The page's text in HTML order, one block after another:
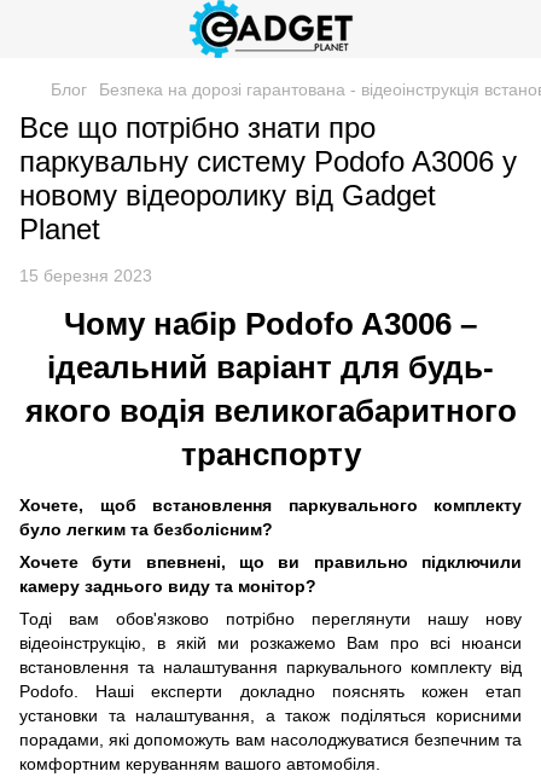
Блог Безпека на дорозі гарантована - відеоінструкція
Все що потрібно знати про
паркувальну систему Podofo A3006 у
новому відеоролику від Gadget
Planet
15 березня 2023
Чому набір Podofo A3006 –
ідеальний варіант для будь-
якого водія великогабаритного
транспорту
Хочете, щоб встановлення паркувального комплекту
було легким та безболісним?
Хочете бути впевнені, що ви правильно підключили
камеру заднього виду та монітор?
Тоді вам обов'язково потрібно переглянути нашу нову
відеоінструкцію, в якій ми розкажемо Вам про всі нюанси
встановлення та налаштування паркувального комплекту від
Podofo. Наші експерти докладно пояснять кожен етап
установки та налаштування, а також поділяться корисними
порадами, які допоможуть вам насолоджуватися безпечним та
комфортним керуванням вашого автомобіля.